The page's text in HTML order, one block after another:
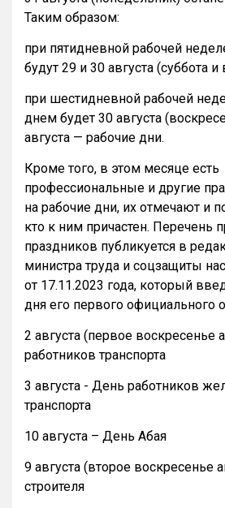
Таким образом:
при пятидневной рабочей
будут 29 и 30 августа (суббота
при шестидневной рабочей
днем будет 30 августа
августа — рабочие дни.
Кроме того, в этом месяце есть
профессиональные и другие
на рабочие дни, их отмечают и
кто к ним причастен. Перечень
праздников публикуется в
министра труда и соцзащиты
от 17.11.2023 года, который
дня его первого официального
2 августа (первое воскресенье
работников транспорта
3 августа - День работников
транспорта
10 августа – День Абая
9 августа (второе воскресенье
строителя